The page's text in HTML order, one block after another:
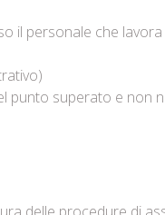
il personale che
punto superato e non